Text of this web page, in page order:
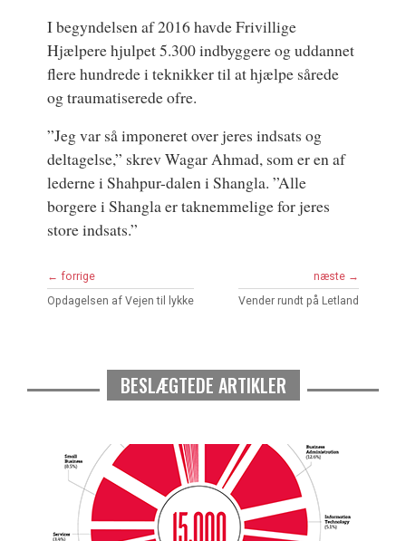
I begyndelsen af 2016 havde Frivillige
Hjælpere hjulpet 5.300 indbyggere og uddannet
flere hundrede i teknikker til at hjælpe sårede
og traumatiserede ofre.
”Jeg var så imponeret over jeres indsats og
deltagelse,” skrev Wagar Ahmad, som er en af
lederne i Shahpur-dalen i Shangla. ”Alle
borgere i Shangla er taknemmelige for jeres
store indsats.”
← forrige
Opdagelsen af Vejen til lykke
næste →
Vender rundt på Letland
BESLÆGTEDE ARTIKLER